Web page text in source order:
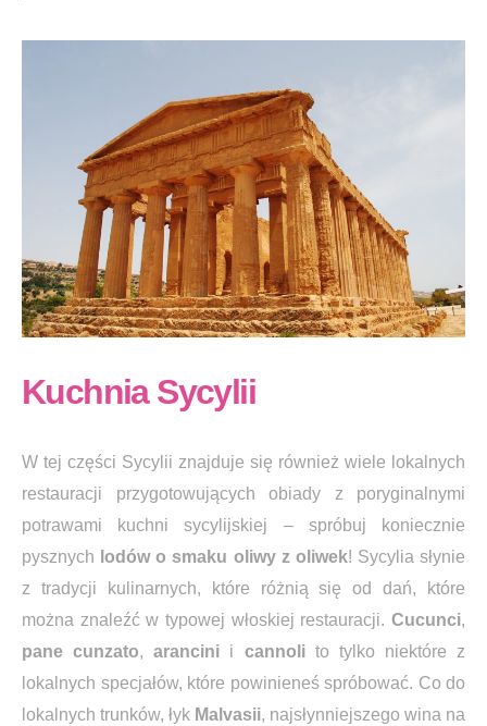
Kuchnia Sycylii
W tej części Sycylii znajduje się również wiele lokalnych
restauracji przygotowujących obiady z poryginalnymi
potrawami kuchni sycylijskiej – spróbuj koniecznie
pysznych lodów o smaku oliwy z oliwek! Sycylia słynie
z tradycji kulinarnych, które różnią się od dań, które
można znaleźć w typowej włoskiej restauracji. Cucunci,
pane cunzato,arancini i cannolito tylko niektóre z
lokalnych specjałów, które powinieneś spróbować. Co do
lokalnych trunków, łyk Malvasii, najsłynniejszego wina na